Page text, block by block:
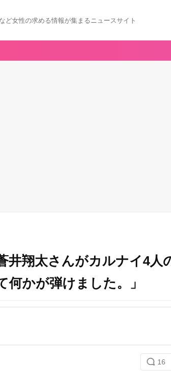
ど女性の求める情報が集まるニュースサイト
井翔太さんがカルナイ4人
何かが弾けました。」
16